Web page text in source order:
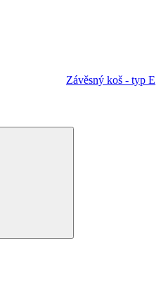
Závěsný koš - typ E